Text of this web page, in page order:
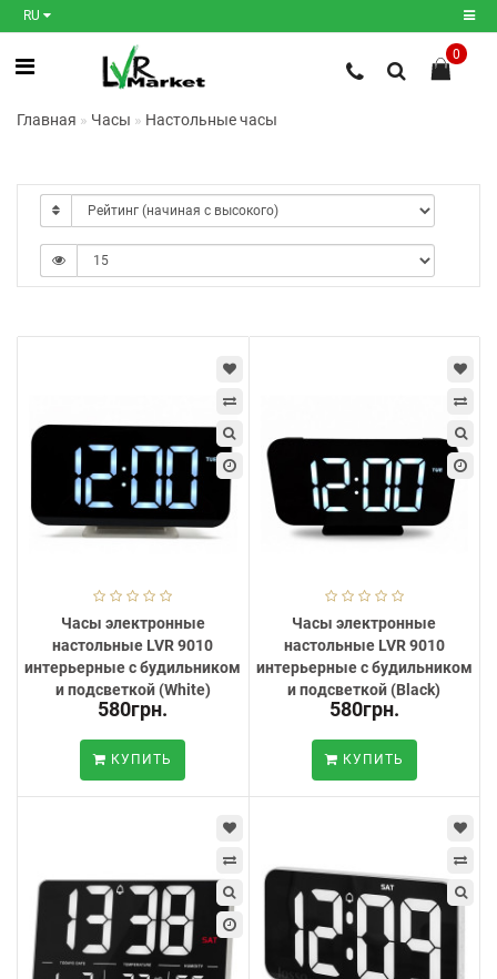
RU
Регистрация
закладки0
Сравнение
0
Главная Часы Настольные часы
Часы электронные
настольные LVR 9010
интерьерные с будильником
и подсветкой (White)
580грн.
КУПИТЬ
Часы электронные
настольные LVR 9010
интерьерные с будильником
и подсветкой (Black)
580грн.
КУПИТЬ